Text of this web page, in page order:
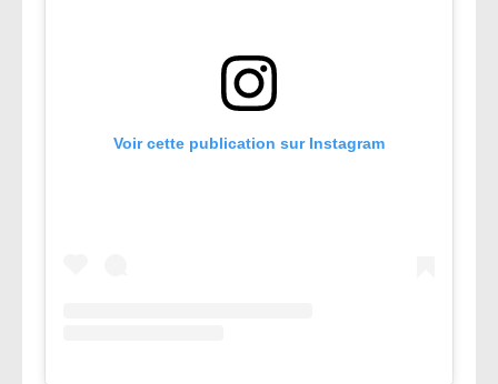
Voir cette publication sur Instagram